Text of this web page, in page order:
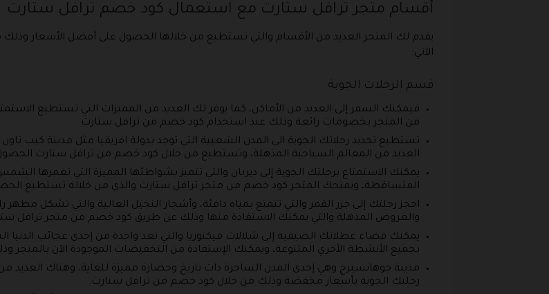
أقسام متجر ترافل ستارت مع استعمال كود خصم ترافل ستارت
يقدم لك المتجر العديد من الأقسام والتي تستطيع من خلالها الحصول على أفضل الأسعار
الآتي:
قسم الرحلات الجوية
فيمكنك السفر إلى العديد من الأماكن، كما يوفر لك العديد من المميزات التي تستطيع
من المتجر بخصومات رائعة وذلك عند استخدام كود خصم من ترافل ستارت.
تستطيع تحديد رحلاتك الجوية الى المدن الشعبية التي توجد بدولة افريقيا مثل مدينة كيب
العديد من المعالم السياحية المذهلة، وتستطيع من خلال كود خصم من ترافل ستارت
يمكنك الاستمتاع برحلتك الجوية إلى ديربان والتي تتميز بشواطئها المميزة التي تغمرها
المتساقطة، ويمنحك المتجر كود خصم من متجر ترافل ستارت والذي من خلاله تستطيع
احجز رحلتك إلى جزر القمر والتي تتمتع بمياه دافئة، وأشجار النخيل العالية والتي تشكل
والعروض المذهلة والتي يمكنك الاستفادة منها وذلك عن طريق كود خصم من متجر ترافل
يمكنك قضاء عطلاتك الصيفية إلى شلالات فيكتوريا والتي تعد واحدة من إحدى عجائب الدنيا
بجميع الأنشطة الأخري المتنوعة، ويمكنك الإستفادة من التخفيضات الموجودة الآن
مدينة جوهانسبرج وهي إحدى المدن الساحرة ذات تاريخ وحضارة مميزة للغاية، وهناك العديد
رحلتك الجوية بأسعار مخفضة وذلك من خلال كود خصم من ترافل ستارت.